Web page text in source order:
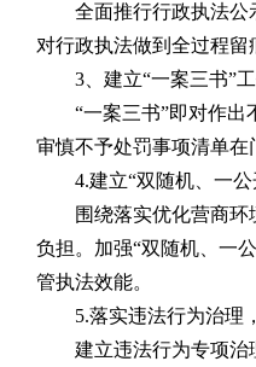
全面推行行政执法公
对行政执法做到全过程
3 、建立“一案三书”
“一案三书”即对作
审慎不予处罚事项清单
4.建立“双随机、一公
围绕落实优化营商
负担。加强“双随机、一
管执法效能。
5.落实违法行为治理
建立违法行为专项治